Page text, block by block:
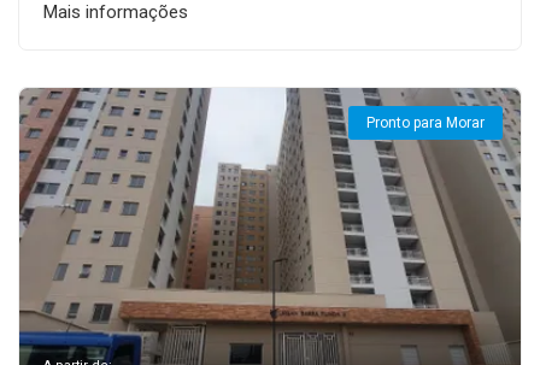
Mais informações
Pronto para Morar